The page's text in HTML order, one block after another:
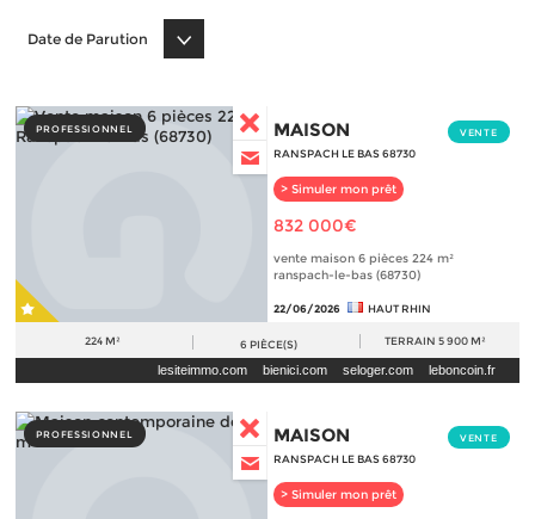
Date de Parution
PROFESSIONNEL MAISON
RANSPACH LE BAS 68730
> Simuler mon prêt
VENTE
832 000€
vente maison 6 pièces 224 m²
ranspach-le-bas (68730)
22/06/2026 HAUT RHIN
224 M² 6 PIÈCE(S) TERRAIN 5 900 M²
lesiteimmo.com bienici.com seloger.com leboncoin.fr
PROFESSIONNEL MAISON
RANSPACH LE BAS 68730
> Simuler mon prêt
VENTE